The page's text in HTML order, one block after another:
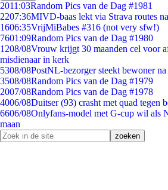
2011:03Random Pics van de Dag #1981
2207:36MIVD-baas lekt via Strava routes
1606:35VrijMiBabes #316 (not very sfw!)
7601:09Random Pics van de Dag #1980
1208/08Vrouw krijgt 30 maanden cel voor
misdienaar in kerk
5308/08PostNL-bezorger steekt bewoner
3508/08Random Pics van de Dag #1979
2007/08Random Pics van de Dag #1978
4006/08Duitser (93) crasht met quad tegen
6606/08Onlyfans-model met G-cup wil als
maan